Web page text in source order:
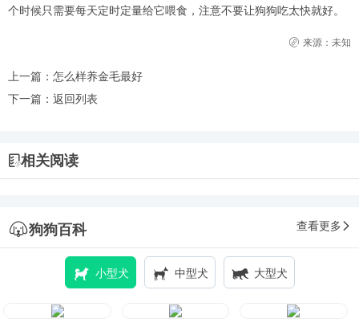
个时候只需要每天定时定量给它喂食，注意不要让狗狗吃太快就好。
来源：未知
上一篇： 怎么样养金毛最好
下一篇： 返回列表
相关阅读
狗狗百科 查看更多
小型犬 中型犬 大型犬